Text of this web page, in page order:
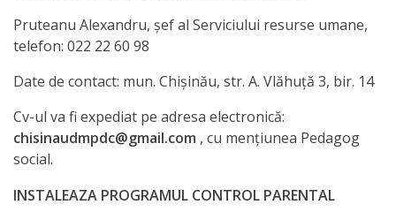
Pruteanu Alexandru, șef al Serviciului resurse umane,
telefon: 022 22 60 98
Date de contact: mun. Chişinău, str. A. Vlăhuţă 3, bir. 14
Cv-ul va fi expediat pe adresa electronică:
chisinaudmpdc@gmail.com , cu menţiunea Pedagog
social.
INSTALEAZA PROGRAMUL CONTROL PARENTAL